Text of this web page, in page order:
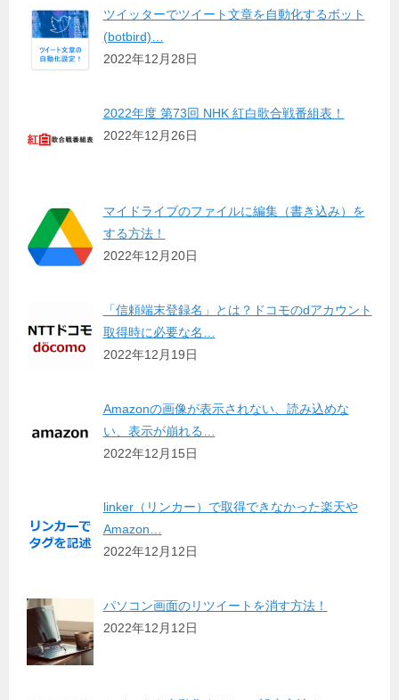
ツイッターでツイート文章を自動化するボット
(botbird)…
2022年12月28日
2022年度 第73回 NHK 紅白歌合戦番組表！
2022年12月26日
マイドライブのファイルに編集（書き込み）を
する方法！
2022年12月20日
「信頼端末登録名」とは？ドコモのdアカウント
取得時に必要な名…
2022年12月19日
Amazonの画像が表示されない、読み込めな
い、表示が崩れる…
2022年12月15日
linker（リンカー）で取得できなかった楽天や
Amazon…
2022年12月12日
パソコン画面のリツイートを消す方法！
2022年12月12日